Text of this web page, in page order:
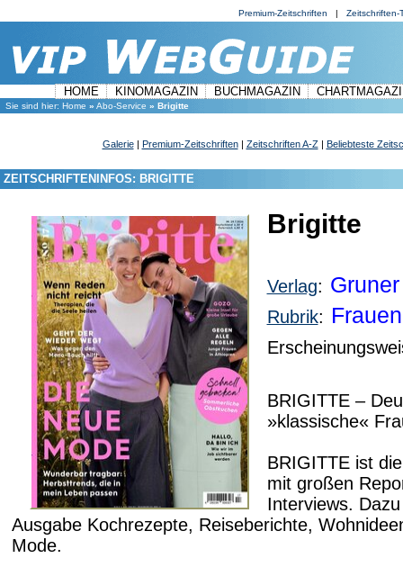
Premium-Zeitschriften | Zeitschriften-
HOME KINOMAGAZIN BUCHMAGAZIN
Sie sind hier: Home » Abo-Service » Brigitte
Galerie| Premium-Zeitschriften| Zeitschriften A-Z| Beliebteste
ZEITSCHRIFTENINFOS: BRIGITTE
Brigitte
Verlag:
Rubrik:
BRIGITTE –
»klassische«
BRIGITTE ist
mit großen
Interviews.
Ausgabe Kochrezepte, Reiseberichte,
Mode.